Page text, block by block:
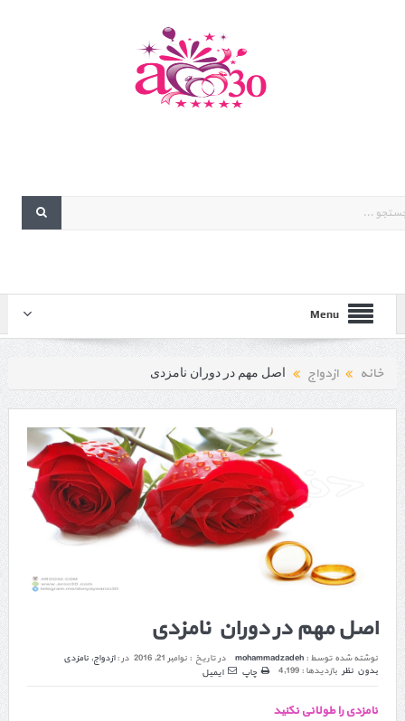
Menu
خانه ازدواج اصل مهم در دوران نامزدی
اصل مهم در دوران نامزدی
نوشته شده توسط : mohammadzadeh در تاریخ : نوامبر 21, 2016 در :ازدواج, نامزدی
بدون نظر بازدیدها : 4,199 چاپ ایمیل
نامزدی را طولانی نکنید